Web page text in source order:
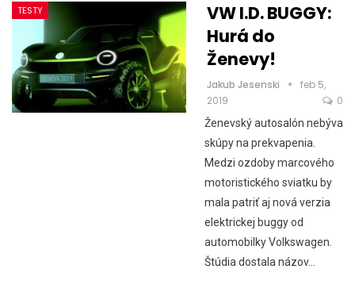
TESTY
VW I.D. BUGGY:
Hurá do
Ženevy!
Jakub Jesenski
feb 5,
2019
0
Ženevský autosalón nebýva
skúpy na prekvapenia.
Medzi ozdoby marcového
motoristického sviatku by
mala patriť aj nová verzia
elektrickej buggy od
automobilky Volkswagen.
Štúdia dostala názov…